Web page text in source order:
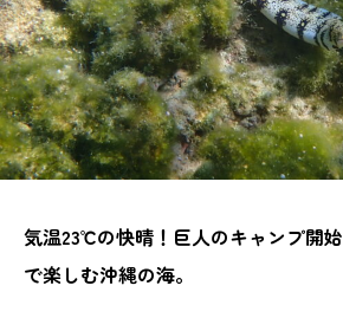
気温23℃の快晴！巨人のキャンプ開
で楽しむ沖縄の海。